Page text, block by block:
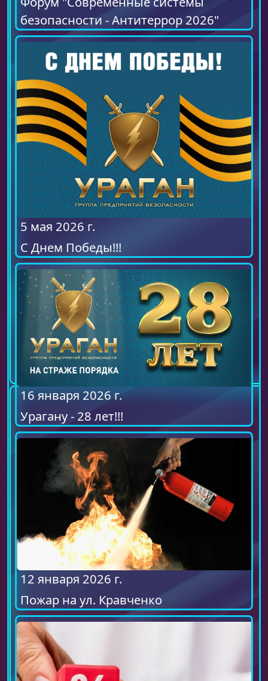
безопасности - Антитеррор 2026"
5 мая 2026 г.
С Днем Победы!!!
16 января 2026 г.
Урагану - 28 лет!!!
12 января 2026 г.
Пожар на ул. Кравченко